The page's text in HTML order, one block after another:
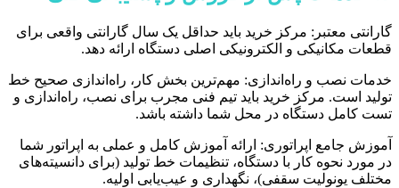
گارانتی معتبر: مرکز خرید باید حداقل یک سال گارانتی واقعی برای
قطعات مکانیکی و الکترونیکی اصلی دستگاه ارائه دهد.
خدمات نصب و راه‌اندازی: مهم‌ترین بخش کار، راه‌اندازی صحیح خط
تولید است. مرکز خرید باید تیم فنی مجرب برای نصب، راه‌اندازی و
تست کامل دستگاه در محل شما داشته باشد.
آموزش جامع اپراتوری: ارائه آموزش کامل و عملی به اپراتور شما
در مورد نحوه کار با دستگاه، تنظیمات خط تولید (برای دانسیته‌های
مختلف یونولیت سقفی)، نگهداری و عیب‌یابی اولیه.